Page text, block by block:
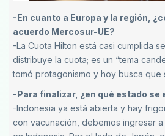
-En cuanto a Europa y la región,
acuerdo Mercosur-UE?
-La Cuota Hilton está casi cumplida
distribuye la cuota; es un “tema
tomó protagonismo y hoy busca
-Para finalizar, ¿en qué estado
-Indonesia ya está abierta y hay
con vacunación, debemos ingresar